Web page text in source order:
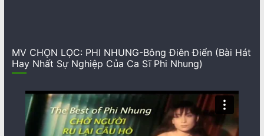
MV CHỌN LỌC: PHI NHUNG-Bông Điên Điển (Bài Hát
Hay Nhất Sự Nghiệp Của Ca Sĩ Phi Nhung)